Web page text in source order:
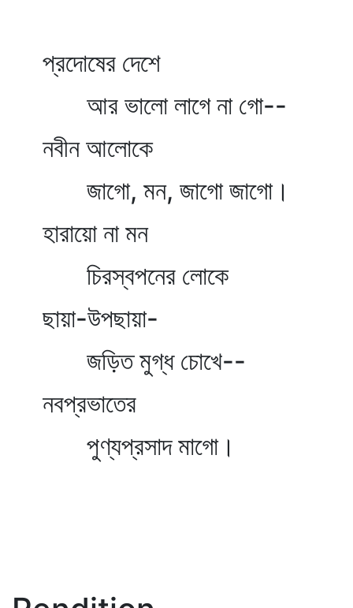
প্রদোষের দেশে
আর ভালো লাগে না গো--
নবীন আলোকে
জাগো, মন, জাগো জাগো।
হারায়ো না মন
চিরস্বপনের লোকে
ছায়া-উপছায়া-
জড়িত মুগ্ধ চোখে--
নবপ্রভাতের
পুণ্যপ্রসাদ মাগো।